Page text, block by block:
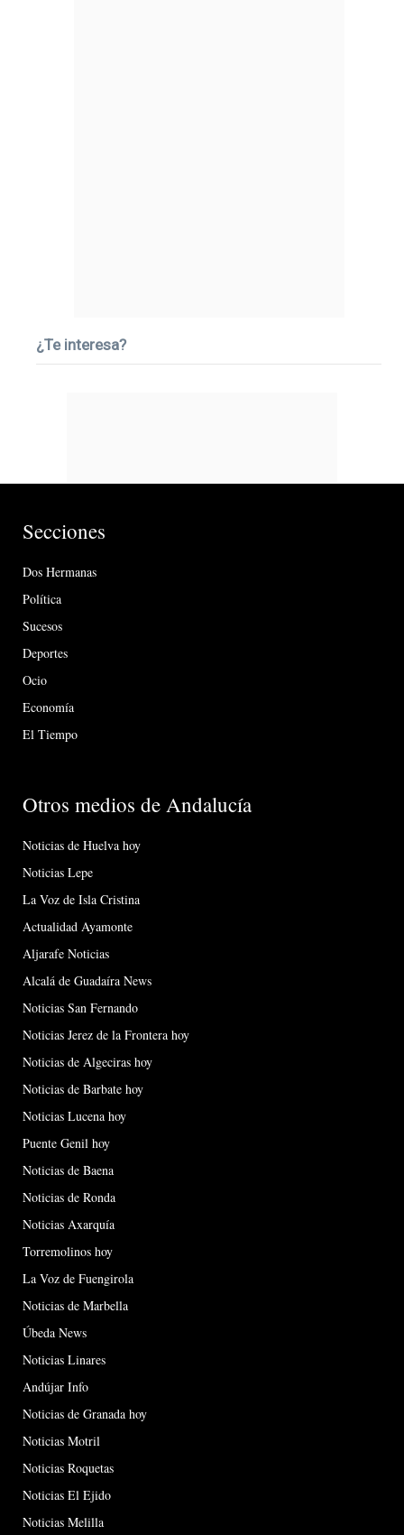
¿Te interesa?
Secciones
Dos Hermanas
Política
Sucesos
Deportes
Ocio
Economía
El Tiempo
Otros medios de Andalucía
Noticias de Huelva hoy
Noticias Lepe
La Voz de Isla Cristina
Actualidad Ayamonte
Aljarafe Noticias
Alcalá de Guadaíra News
Noticias San Fernando
Noticias Jerez de la Frontera hoy
Noticias de Algeciras hoy
Noticias de Barbate hoy
Noticias Lucena hoy
Puente Genil hoy
Noticias de Baena
Noticias de Ronda
Noticias Axarquía
Torremolinos hoy
La Voz de Fuengirola
Noticias de Marbella
Úbeda News
Noticias Linares
Andújar Info
Noticias de Granada hoy
Noticias Motril
Noticias Roquetas
Noticias El Ejido
Noticias Melilla